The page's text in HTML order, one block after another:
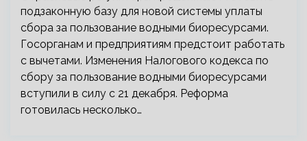
подзаконную базу для новой системы уплаты
сбора за пользование водными биоресурсами.
Госорганам и предприятиям предстоит работать
с вычетами. Изменения Налогового кодекса по
сбору за пользование водными биоресурсами
вступили в силу с 21 декабря. Реформа
готовилась несколько…